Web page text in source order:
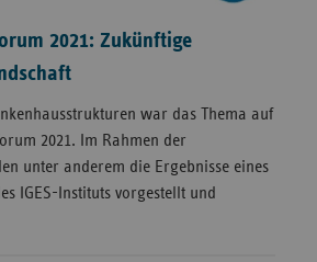
2021: Zukünftige
war das Thema auf
2021. Im Rahmen der
unter anderem die Ergebnisse eines
IGES-Instituts vorgestellt und